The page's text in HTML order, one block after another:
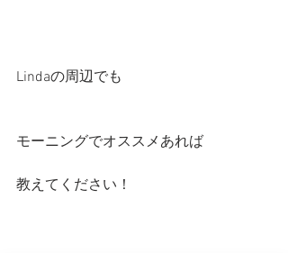
Lindaの周辺でも
モーニングでオススメあれば
教えてください！